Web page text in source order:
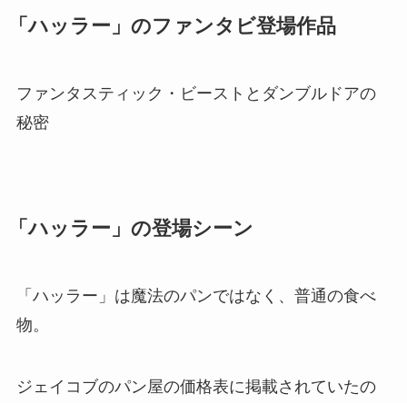
「ハッラー」のファンタビ登場作品
ファンタスティック・ビーストとダンブルドアの
秘密
「ハッラー」の登場シーン
「ハッラー」は魔法のパンではなく、普通の食べ
物。
ジェイコブのパン屋の価格表に掲載されていたの